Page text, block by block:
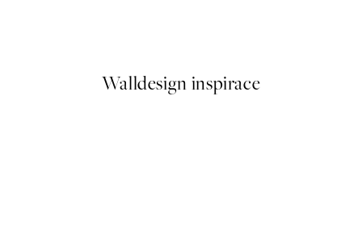
Walldesign inspirace